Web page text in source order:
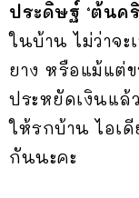
ประดิษฐ์ ‘ต้นค
ในบ้าน ไม่ว่าจ
ยาง หรือแม้แต่
ประหยัดเงินแล้
ให้รกบ้าน ไอเ
กันนะคะ